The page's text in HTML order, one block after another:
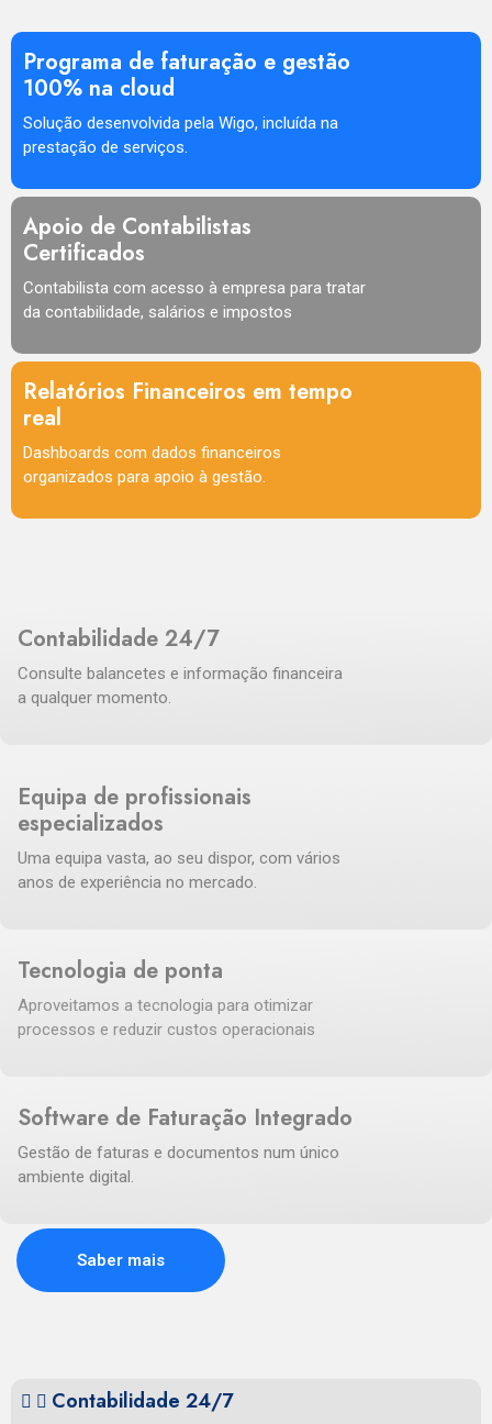
Programa de faturação e gestão
100% na cloud
Solução desenvolvida pela Wigo, incluída na
prestação de serviços.
Apoio de Contabilistas
Certificados
Contabilista com acesso à empresa para tratar
da contabilidade, salários e impostos
Relatórios Financeiros em tempo
real
Dashboards com dados financeiros
organizados para apoio à gestão.
Contabilidade 24/7
Consulte balancetes e informação financeira
a qualquer momento.
Equipa de profissionais
especializados
Uma equipa vasta, ao seu dispor, com vários
anos de experiência no mercado.
Tecnologia de ponta
Aproveitamos a tecnologia para otimizar
processos e reduzir custos operacionais
Software de Faturação Integrado
Gestão de faturas e documentos num único
ambiente digital.
Saber mais
Contabilidade 24/7